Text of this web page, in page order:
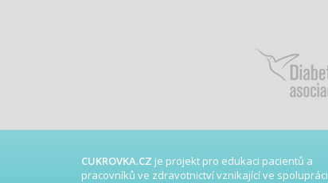
CUKROVKA.CZ je projekt pro edukaci pacientů a
pracovníků ve zdravotnictví vznikající ve spolupráci